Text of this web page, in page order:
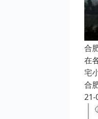
合
在
宅
合
21-